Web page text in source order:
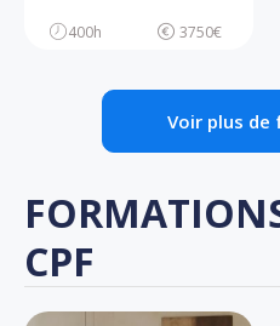
400h 3750€
Voir plus
CPF